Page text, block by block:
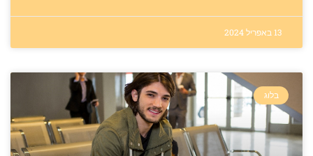
13 באפריל 2024
בלוג